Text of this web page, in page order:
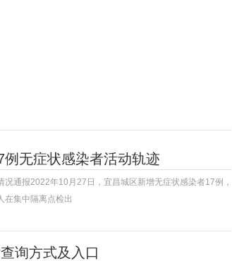
无症状感染者活动轨迹
通报2022年10月27日，宜昌城区新增无症状感染者17例，
在集中隔离点检出
询方式及入口